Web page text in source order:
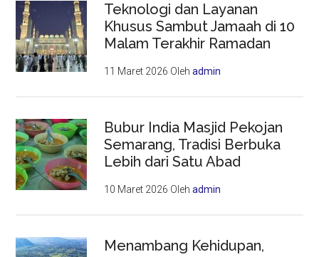
Teknologi dan Layanan
Khusus Sambut Jamaah di 10
Malam Terakhir Ramadan
11 Maret 2026 Olehadmin
Bubur India Masjid Pekojan
Semarang, Tradisi Berbuka
Lebih dari Satu Abad
10 Maret 2026 Olehadmin
Menambang Kehidupan,